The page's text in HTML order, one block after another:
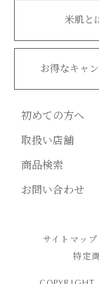
米肌と
お得なキャ
初めての方へ
取扱い店舗
商品検索
お問い合わせ
サイトマップ
特定